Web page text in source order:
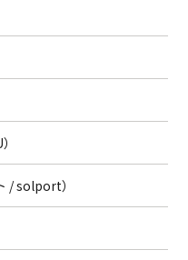
/ solport）